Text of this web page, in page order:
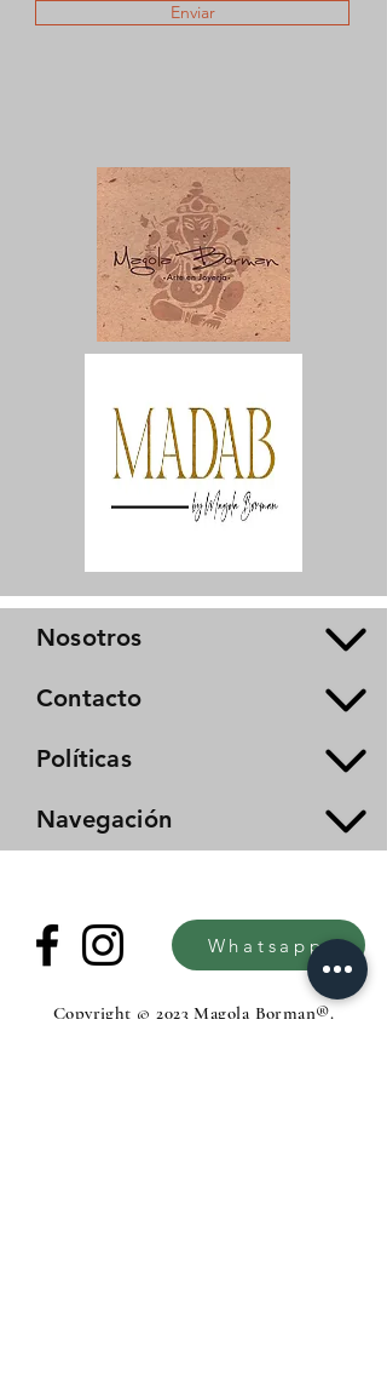
Enviar
Nosotros
Contacto
Políticas
Navegación
Whatsapp
Copyright © 2023 Magola Borman®.